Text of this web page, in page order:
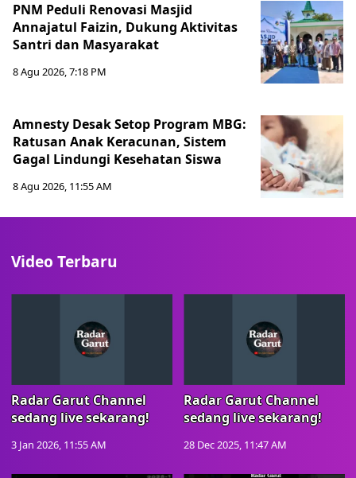
PNM Peduli Renovasi Masjid
Annajatul Faizin, Dukung Aktivitas
Santri dan Masyarakat
8 Agu 2026, 7:18 PM
Amnesty Desak Setop Program MBG:
Ratusan Anak Keracunan, Sistem
Gagal Lindungi Kesehatan Siswa
8 Agu 2026, 11:55 AM
Video Terbaru
Radar Garut Channel
sedang live sekarang!
3 Jan 2026, 11:55 AM
Radar Garut Channel
sedang live sekarang!
28 Dec 2025, 11:47 AM